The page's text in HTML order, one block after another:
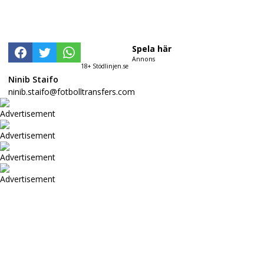
18+ Stödlinjen.se
Spela här
Annons
Ninib Staifo
ninib.staifo@fotbolltransfers.com